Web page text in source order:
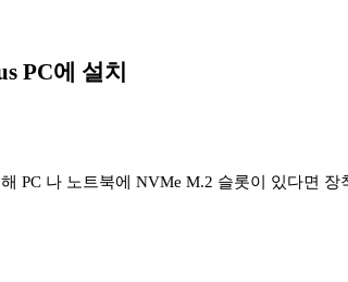
PC에 설치
PC 나 노트북에 NVMe M.2 슬롯이 있다면